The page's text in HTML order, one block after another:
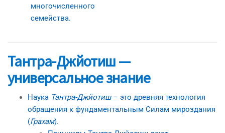
многочисленного
семейства.
Тантра-Джйотиш —
универсальное знание
Наука Тантра-Джйотиш– это древняя технология
обращения к фундаментальным Силам мироздания
(Грахам).